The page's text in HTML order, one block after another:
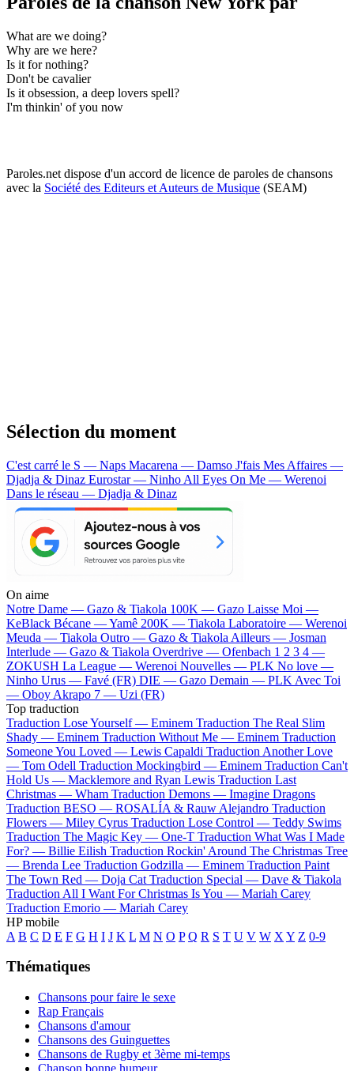
What are we doing?
Why are we here?
Is it for nothing?
Don't be cavalier
Is it obsession, a deep lovers spell?
I'm thinkin' of you now
Paroles.net dispose d'un accord de licence de paroles de chansons
avec la Société des Editeurs et Auteurs de Musique (SEAM)
Sélection du moment
C'est carré le S — Naps Macarena — Damso J'fais Mes Affaires —
Djadja & Dinaz Eurostar — Ninho All Eyes On Me — Werenoi
Dans le réseau — Djadja & Dinaz
On aime
Notre Dame — Gazo & Tiakola 100K — Gazo Laisse Moi —
KeBlack Bécane —Yamê 200K — Tiakola Laboratoire — Werenoi
Meuda — Tiakola Outro — Gazo & Tiakola Ailleurs — Josman
Interlude — Gazo & Tiakola Overdrive — Ofenbach 1 2 3 4 —
ZOKUSH La League — Werenoi Nouvelles — PLK No love —
Ninho Urus — Favé (FR) DIE — Gazo Demain — PLK Avec Toi
— Oboy Akrapo 7 — Uzi (FR)
Top traduction
Traduction Lose Yourself — Eminem Traduction The Real Slim
Shady — Eminem Traduction Without Me — Eminem Traduction
Someone You Loved — Lewis Capaldi Traduction Another Love
— Tom Odell Traduction Mockingbird — Eminem Traduction Can't
Hold Us — Macklemore and Ryan Lewis Traduction Last
Christmas — Wham Traduction Demons — Imagine Dragons
Traduction BESO — ROSALÍA & Rauw Alejandro Traduction
Flowers — Miley Cyrus Traduction Lose Control — Teddy Swims
Traduction The Magic Key — One-T Traduction What Was I Made
For? — Billie Eilish Traduction Rockin' Around The Christmas Tree
— Brenda Lee Traduction Godzilla — Eminem Traduction Paint
The Town Red — Doja Cat Traduction Special — Dave & Tiakola
Traduction All I Want For Christmas Is You — Mariah Carey
Traduction Emorio — Mariah Carey
HP mobile
A B C D E F G H I J K L M N O P Q R S T U V W X Y Z 0-9
Thématiques
Chansons pour faire le sexe
Rap Français
Chansons d'amour
Chansons des Guinguettes
Chansons de Rugby et 3ème mi-temps
Chanson bonne humeur